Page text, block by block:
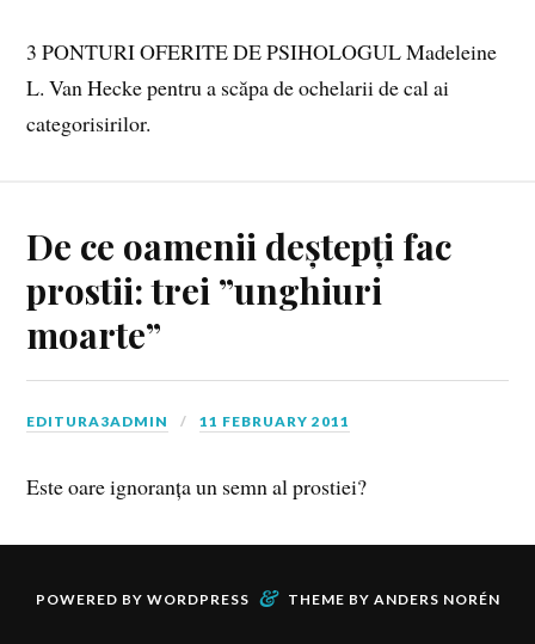
3 PONTURI OFERITE DE PSIHOLOGUL Madeleine
L. Van Hecke pentru a scăpa de ochelarii de cal ai
categorisirilor.
De ce oamenii deștepți fac
prostii: trei ”unghiuri
moarte”
EDITURA3ADMIN 11 FEBRUARY 2011
Este oare ignoranța un semn al prostiei?
POWERED BY WORDPRESS & THEME BY ANDERS NORÉN